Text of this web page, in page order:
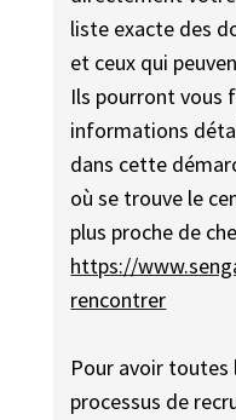
liste exacte des
et ceux qui
Ils pourront vous
informations
dans cette
où se trouve le
plus proche de
https://
rencontrer
Pour avoir
processus de